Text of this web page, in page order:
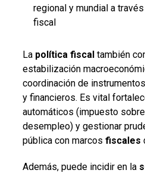
regional y mundial a
fiscal
La política fiscaltambién
estabilización
coordinación de instrumentos
y financieros. Es vital
automáticos (impuesto
desempleo) y gestionar
pública con marcos fiscales
Además, puede incidir en la